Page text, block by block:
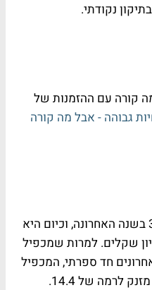
נקודתי.
קורה עם ההזמנות של
גבוהה - אבל מה קורה
מניית יוניטרוניקס איבדה כ-30% בשנה האחרונה, וכיום היא
שווי של כ-370 מיליון שקלים. למרות שמכפיל
החודשים האחרונים חד ספרתי, המכפיל
לרמה של 14.4.